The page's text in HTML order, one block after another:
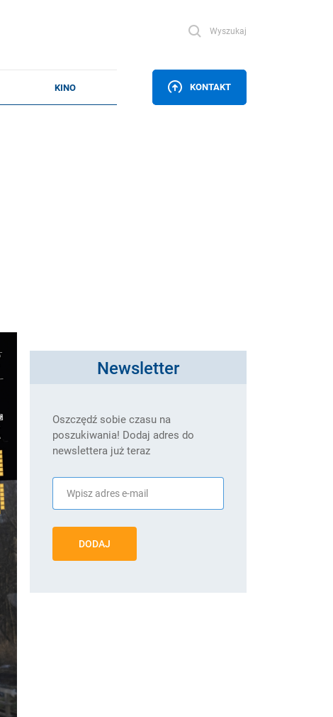
Wyszukaj
KONTAKT
Newsletter
Oszczędź sobie czasu na
poszukiwania! Dodaj adres do
newslettera już teraz
DODAJ